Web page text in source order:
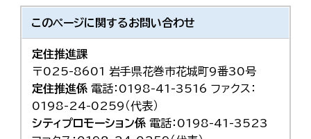
このページに関するお問い合わせ
定住推進課
〒025-8601 岩手県花巻市花城町9番30号
定住推進係 電話：0198-41-3516 ファクス：
0198-24-0259（代表）
シティプロモーション係 電話：0198-41-3523